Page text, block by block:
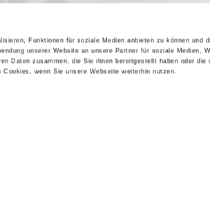
Funktionen für soziale Medien anbieten zu können und
unserer Website an unsere Partner für soziale Medien,
Daten zusammen, die Sie ihnen bereitgestellt haben oder
wenn Sie unsere Webseite weiterhin nutzen.
Anfahrt
/ Preise
Impressum
Sitemap